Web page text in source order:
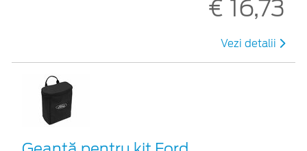
€ 16,73
Vezi detalii